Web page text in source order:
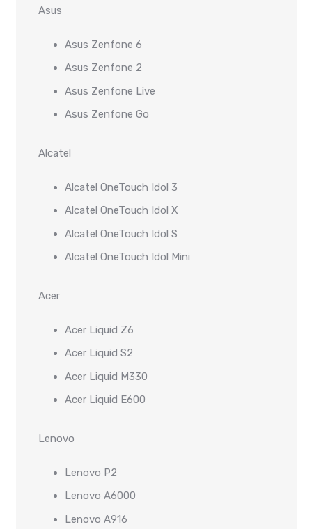
Asus
Asus Zenfone 6
Asus Zenfone 2
Asus Zenfone Live
Asus Zenfone Go
Alcatel
Alcatel OneTouch Idol 3
Alcatel OneTouch Idol X
Alcatel OneTouch Idol S
Alcatel OneTouch Idol Mini
Acer
Acer Liquid Z6
Acer Liquid S2
Acer Liquid M330
Acer Liquid E600
Lenovo
Lenovo P2
Lenovo A6000
Lenovo A916